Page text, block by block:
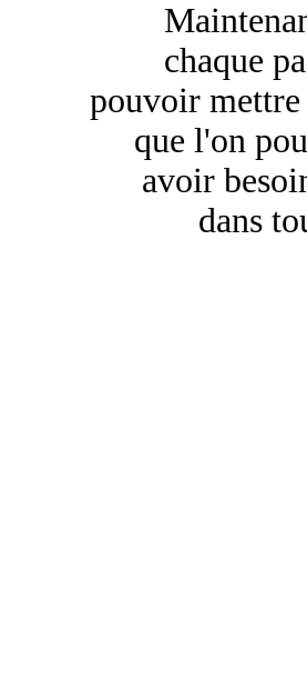
chaque
pouvoir mettre
que l'on
avoir
dans